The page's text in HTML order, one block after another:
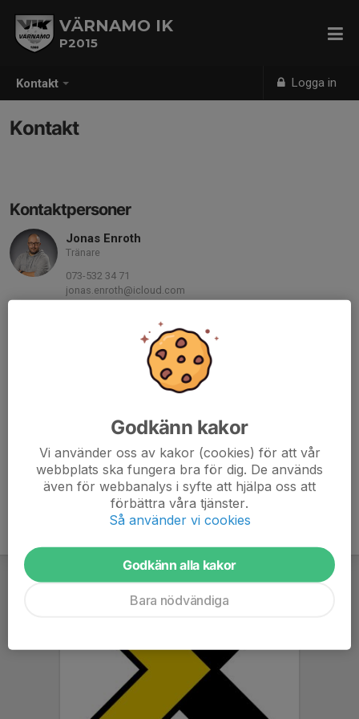
Kontakt Logga in
VÄRNAMO IK
P2015
Kontakt
Kontaktpersoner
Jonas Enroth
Tränare
073-532 34 71
jonas.enroth@icloud.com
Carry Andersson
carandersson1@gmail.com
073-727 50 44
quaade77@outlook.com
Godkänn kakor
Vi använder oss av kakor (cookies) för att vår
webbplats ska fungera bra för dig. De används
även för webbanalys i syfte att hjälpa oss att
förbättra våra tjänster.
Så använder vi cookies
Godkänn alla kakor
Bara nödvändiga